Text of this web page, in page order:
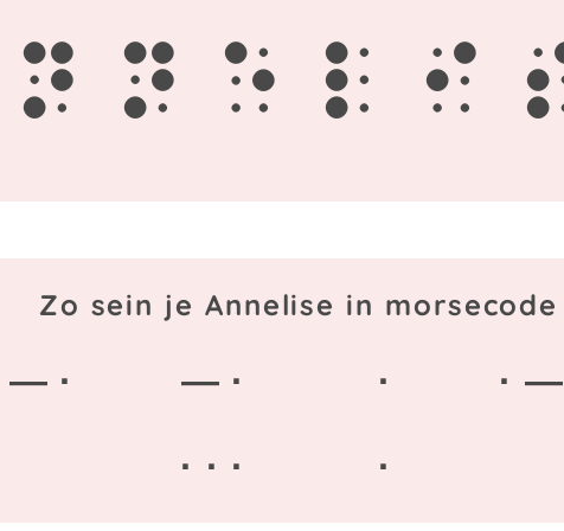
n n e l i
Zo sein je Annelise in morsecode
— · — · · · —
· · ·
·